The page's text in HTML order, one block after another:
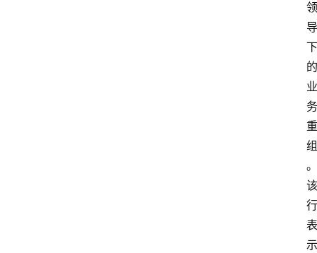
领
导
下
的
业
务
重
组
。
该
行
表
示